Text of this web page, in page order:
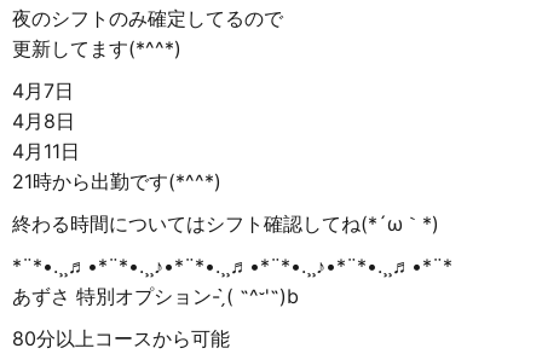
夜のシフトのみ確定してるので
更新してます(*^^*)
4月7日
4月8日
4月11日
21時から出勤です(*^^*)
終わる時間についてはシフト確認してね(*´ω｀*)
*¨*•.¸¸♬•*¨*•.¸¸♪•*¨*•.¸¸♬•*¨*•.¸¸♪•*¨*•.¸¸♬•*¨*
あずさ 特別オプション- ̗̀( ˶^ᵕ'˶)b
80分以上コースから可能